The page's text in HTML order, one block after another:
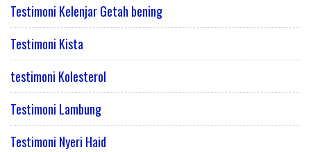
Testimoni Kelenjar Getah bening
Testimoni Kista
testimoni Kolesterol
Testimoni Lambung
Testimoni Nyeri Haid